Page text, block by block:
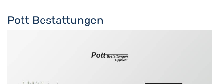
Pott Bestattungen